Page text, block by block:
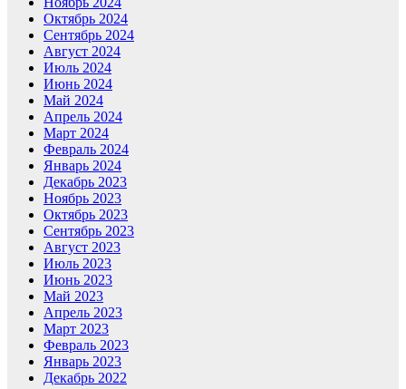
Октябрь 2024
Сентябрь 2024
Август 2024
Июль 2024
Июнь 2024
Май 2024
Апрель 2024
Март 2024
Февраль 2024
Январь 2024
Декабрь 2023
Ноябрь 2023
Октябрь 2023
Сентябрь 2023
Август 2023
Июль 2023
Июнь 2023
Май 2023
Апрель 2023
Март 2023
Февраль 2023
Январь 2023
Декабрь 2022